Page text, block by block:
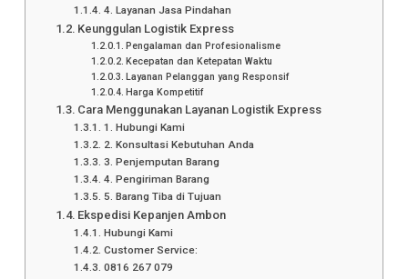
4. Layanan Jasa Pindahan
Keunggulan Logistik Express
Pengalaman dan Profesionalisme
Kecepatan dan Ketepatan Waktu
Layanan Pelanggan yang Responsif
Harga Kompetitif
Cara Menggunakan Layanan Logistik Express
1. Hubungi Kami
2. Konsultasi Kebutuhan Anda
3. Penjemputan Barang
4. Pengiriman Barang
5. Barang Tiba di Tujuan
Ekspedisi Kepanjen Ambon
Hubungi Kami
Customer Service:
0816 267 079